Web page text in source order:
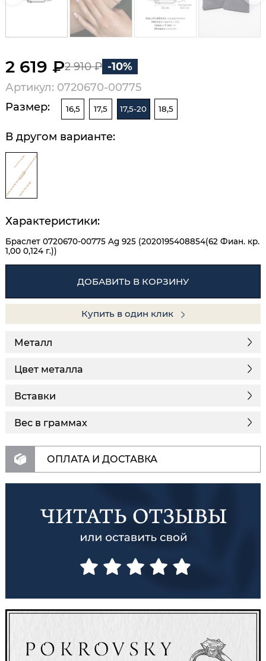
2 619 ₽2 910 ₽ -10%
Артикул: 0720670-00775
Размер:
16,5 17,5 17,5-20 18,5
В другом варианте:
Характеристики:
Браслет 0720670-00775 Ag 925 (2020195408854(62 Фиан. кр.
1,00 0,124 г.))
ДОБАВИТЬ В КОРЗИНУ
Купить в один клик
Металл
Цвет металла
Вставки
Вес в граммах
ОПЛАТА И ДОСТАВКА